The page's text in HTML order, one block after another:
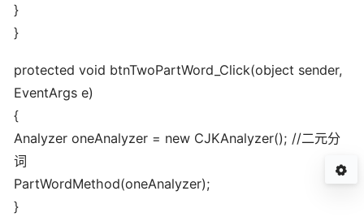
}
}
protected void btnTwoPartWord_Click(object sender,
EventArgs e)
{
Analyzer oneAnalyzer = new CJKAnalyzer(); //二元分
词
PartWordMethod(oneAnalyzer);
}